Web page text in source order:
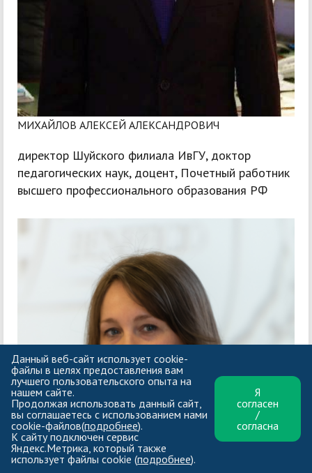
МИХАЙЛОВ АЛЕКСЕЙ АЛЕКСАНДРОВИЧ
директор Шуйского филиала ИвГУ, доктор
педагогических наук, доцент, Почетный работник
высшего профессионального образования РФ
Данный веб-сайт использует cookie-
файлы в целях предоставления вам
лучшего пользовательского опыта на
нашем сайте.
Продолжая использовать данный сайт,
вы соглашаетесь с использованием нами
cookie-файлов(подробнее).
К сайту подключен сервис
Яндекс.Метрика, который также
использует файлы cookie (подробнее).
Я
согласен
/
согласна